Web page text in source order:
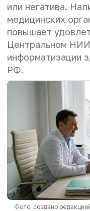
или негатива.
медицинских
повышает
Центральном НИИ
информатизации
РФ.
Фото: создано